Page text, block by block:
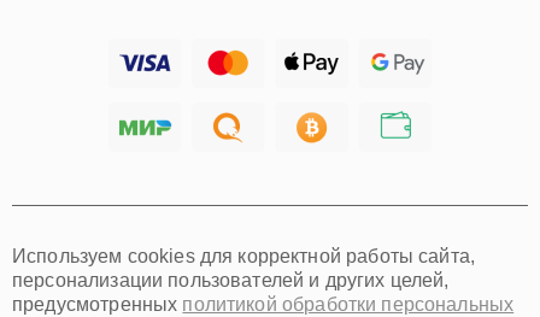
Хабаровск
Омск
Красноярск
Используем cookies для корректной работы сайта,
персонализации пользователей и других целей,
предусмотренных политикой обработки персональных